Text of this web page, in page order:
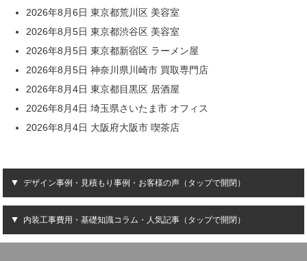
2026年8月6日 東京都荒川区 美容室
2026年8月5日 東京都渋谷区 美容室
2026年8月5日 東京都新宿区 ラーメン屋
2026年8月5日 神奈川県川崎市 買取専門店
2026年8月4日 東京都目黒区 居酒屋
2026年8月4日 埼玉県さいたま市 オフィス
2026年8月4日 大阪府大阪市 喫茶店
デザイン事例・見積もり事例・お客様の声（タップで開閉）
内装工事費用・基礎知識コラム・人気記事（タップで開閉）